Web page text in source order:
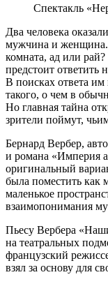
Спектакль
Два человека
мужчина и женщина.
комната, ад или
предстоит ответить
В поисках ответа им
такого, о чем в
Но главная тайна
зрители поймут,
Бернард Вербер,
и романа «Империя
оригинальный
была поместить как
маленькое
взаимопонимания
Пьесу Вербера
на театральных
французский
взял за основу для